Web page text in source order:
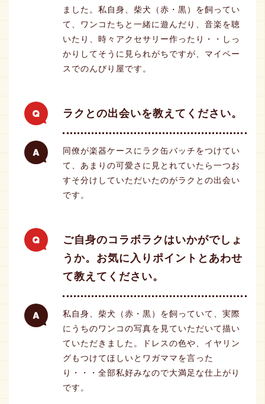
ました。私自身、柴犬（赤・黒）を飼ってい
て、ワンコたちと一緒に遊んだり、音楽を聴
いたり、時々アクセサリー作ったり・・しっ
かりしてそうに見られがちですが、マイペー
スでのんびり屋です。
ラクとの出会いを教えてください。
同僚が楽器ケースにラク缶バッチをつけてい
て、あまりの可愛さに見とれていたら一つお
すそ分けしていただいたのがラクとの出会い
です。
ご自身のコラボラクはいかがでしょ
うか。お気に入りポイントとあわせ
て教えてください。
私自身、柴犬（赤・黒）を飼っていて、実際
にうちのワンコの写真を見ていただいて描い
ていただきました。ドレスの色や、イヤリン
グもつけてほしいとワガママを言った
り・・・全部私好みなので大満足な仕上がり
です。